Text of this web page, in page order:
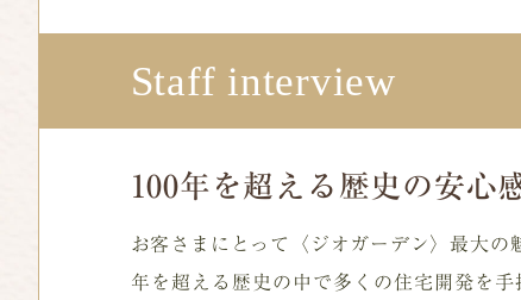
Staff interview
100年を超える歴史の安心
お客さまにとって〈ジオガーデン〉最大
年を超える歴史の中で多くの住宅開発を